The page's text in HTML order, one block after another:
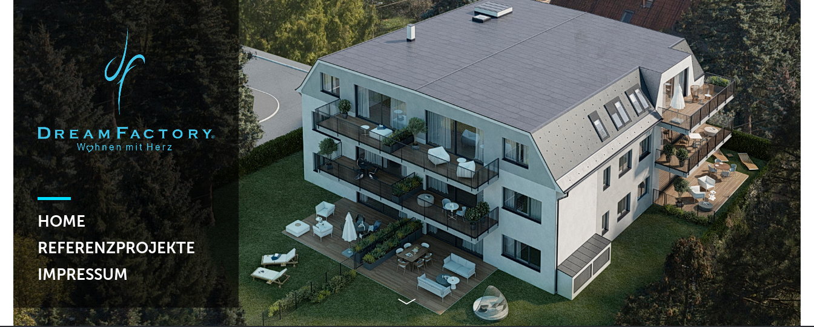
HOME
REFERENZPROJEKTE
IMPRESSUM